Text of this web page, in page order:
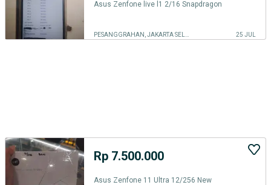
Asus Zenfone live l1 2/16 Snapdragon
25 JUL
Rp 7.500.000
Asus Zenfone 11 Ultra 12/256 New